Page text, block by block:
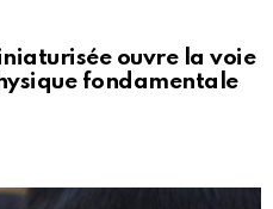
ouvre la voie
fondamentale